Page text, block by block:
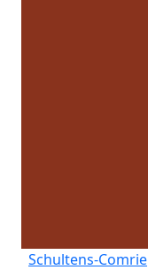
Schultens-Comrie